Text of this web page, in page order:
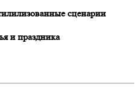
сценарии
и праздника